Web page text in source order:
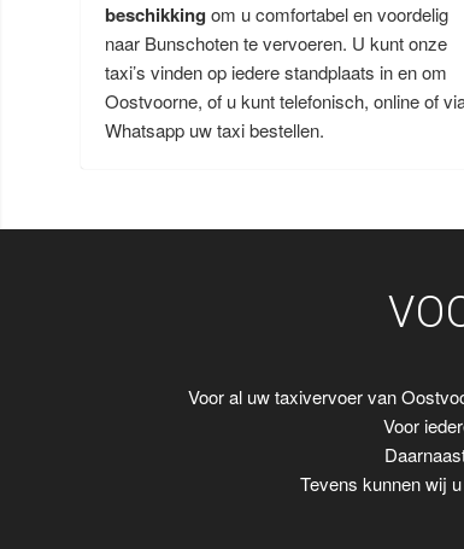
beschikking om u comfortabel en voordelig
naar Bunschoten te vervoeren. U kunt onze
taxi’s vinden op iedere standplaats in en om
Oostvoorne, of u kunt telefonisch, online of
Whatsapp uw taxi bestellen.
Voor al uw taxivervoer van
Voor
Tevens kunnen wij